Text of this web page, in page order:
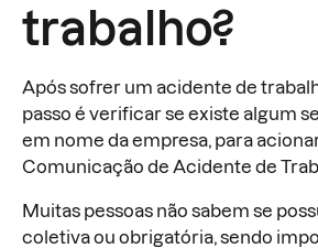
trabalho?
Após sofrer um acidente de
passo é verificar se existe algum
em nome da empresa, para
Comunicação de Acidente de
Muitas pessoas não sabem se
coletiva ou obrigatória, sendo